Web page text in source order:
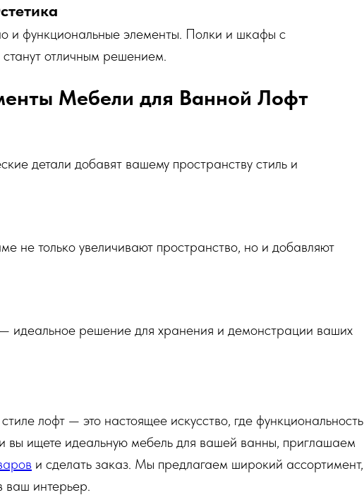
и функциональные элементы. Полки и шкафы с
отличным решением.
Мебели для Ванной Лофт
детали добавят вашему пространству стиль и
не только увеличивают пространство, но и добавляют
идеальное решение для хранения и демонстрации ваших
лофт — это настоящее искусство, где функциональность
вы ищете идеальную мебель для вашей ванны, приглашаем
и сделать заказ. Мы предлагаем широкий ассортимент,
ваш интерьер.